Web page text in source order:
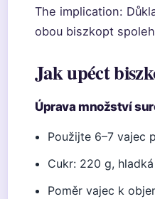
The implication:
obou biszkopt
Jak upéct
Úprava množství
Použijte 6–7 vajec
Cukr: 220 g,
Poměr vajec k